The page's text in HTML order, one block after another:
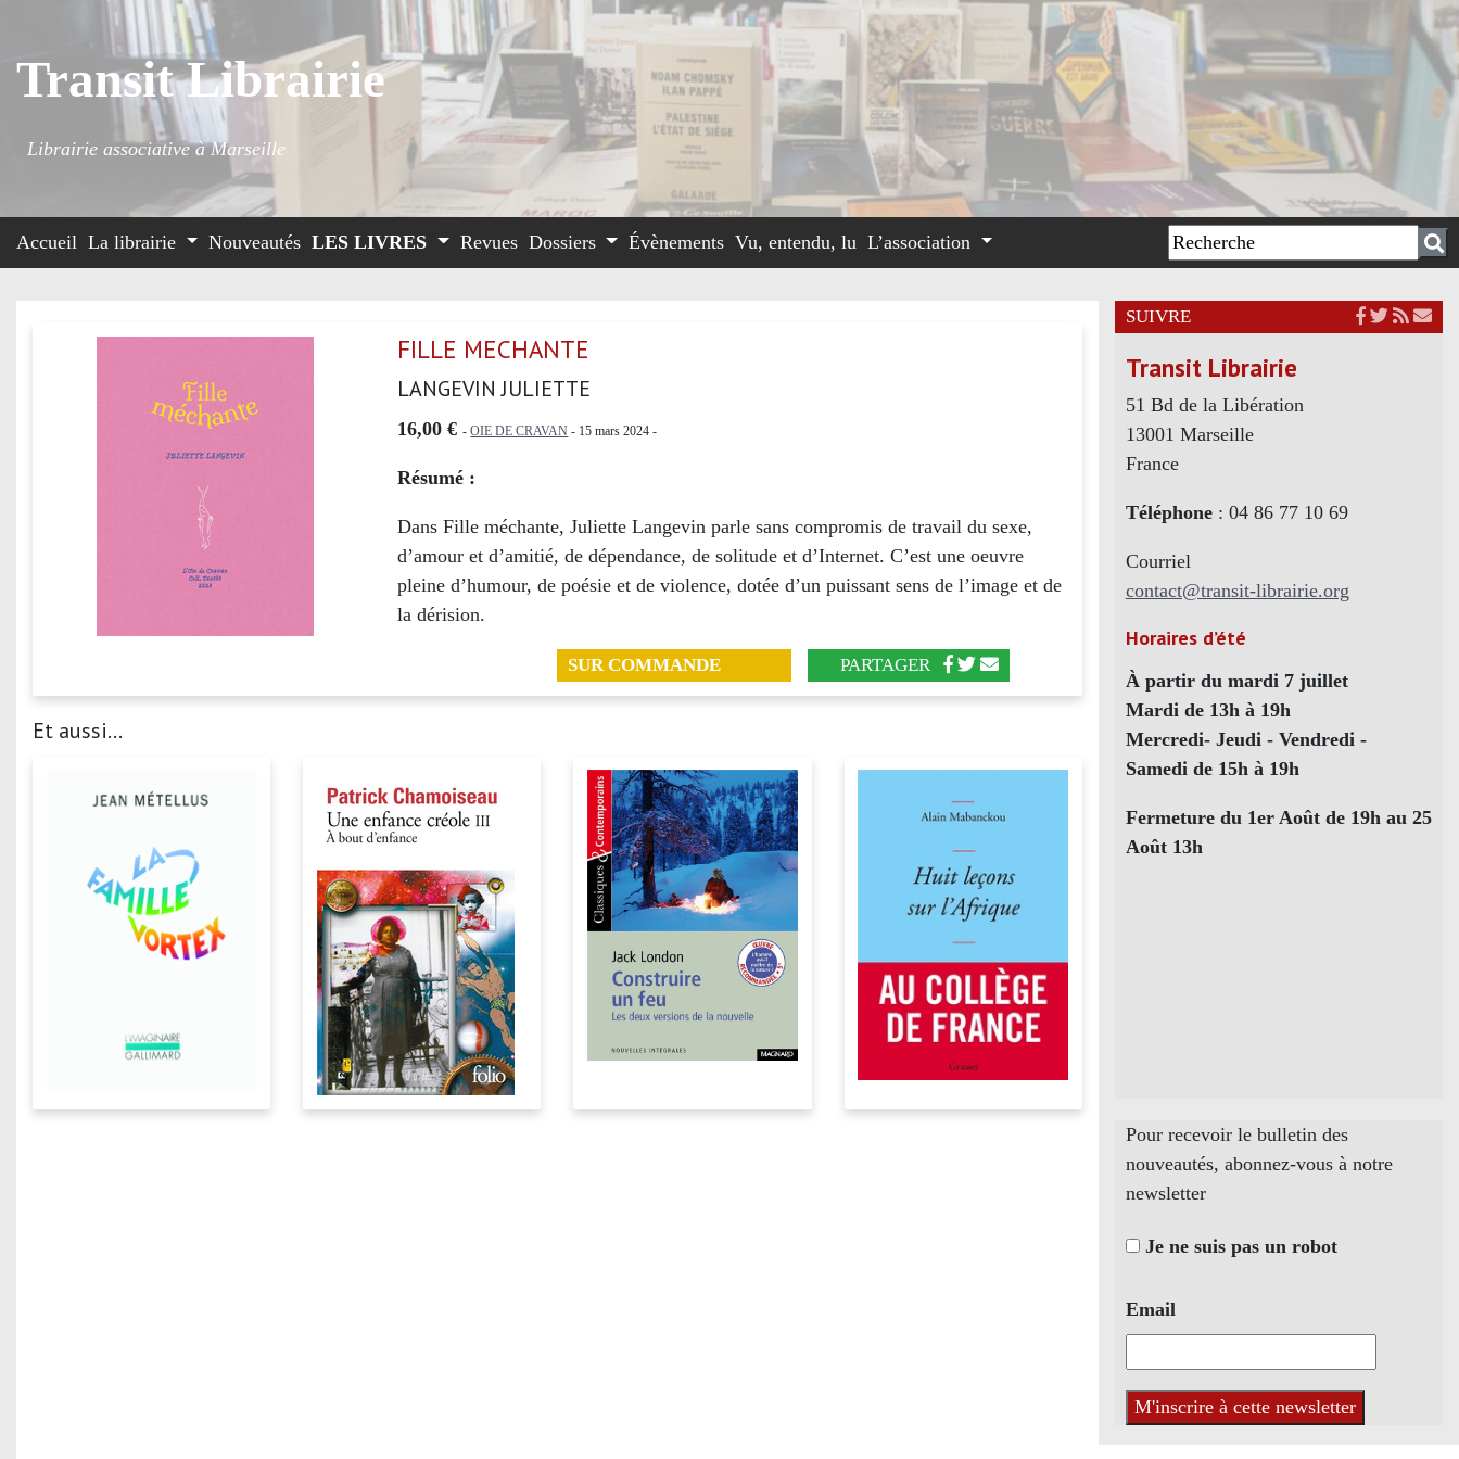
Transit Librairie
Librairie associative à Marseille
Accueil La librairie Nouveautés LES LIVRES Revues Dossiers Évènements Vu, entendu, lu L’association
FILLE MECHANTE
LANGEVIN JULIETTE
16,00 € -OIE DE CRAVAN - 15 mars 2024 -
Résumé :
Dans Fille méchante, Juliette Langevin parle sans compromis de travail du sexe,
d’amour et d’amitié, de dépendance, de solitude et d’Internet. C’est une oeuvre
pleine d’humour, de poésie et de violence, dotée d’un puissant sens de l’image et de
la dérision.
SUR COMMANDE PARTAGER
Et aussi...
SUIVRE
Transit Librairie
51 Bd de la Libération
13001 Marseille
France
Téléphone: 04 86 77 10 69
Courriel
contact@transit-librairie.org
Horaires d’été
À partir du mardi 7 juillet
Mardi de 13h à 19h
Mercredi- Jeudi - Vendredi -
Samedi de 15h à 19h
Fermeture du 1er Août de 19h au 25
Août 13h
Pour recevoir le bulletin des
nouveautés, abonnez-vous à notre
newsletter
Je ne suis pas un robot
Email